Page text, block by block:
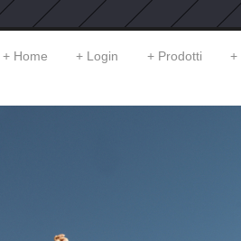
Home Login Prodotti